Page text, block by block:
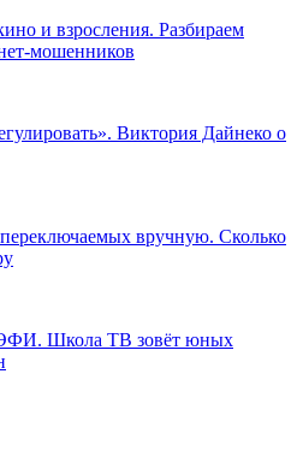
и взросления. Разбираем
мошенников
Виктория Дайнеко о
вручную. Сколько
Школа ТВ зовёт юных